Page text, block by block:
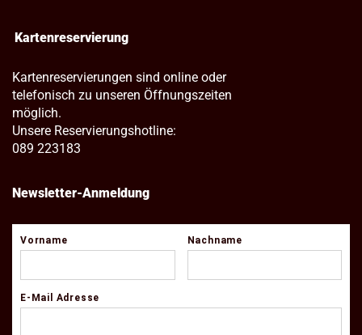
Kartenreservierung
Kartenreservierungen sind online oder
telefonisch zu unseren Öffnungszeiten
möglich.
Unsere Reservierungshotline:
089 223183
Newsletter-Anmeldung